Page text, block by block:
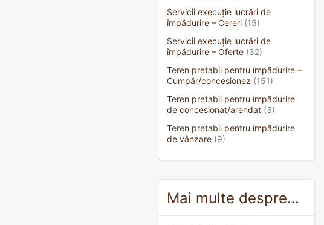
Servicii execuție lucrări de
împădurire – Cereri (15)
Servicii execuție lucrări de
împădurire – Oferte (32)
Teren pretabil pentru împădurire –
Cumpăr/concesionez (151)
Teren pretabil pentru împădurire
de concesionat/arendat (3)
Teren pretabil pentru împădurire
de vânzare (9)
Mai multe despre…